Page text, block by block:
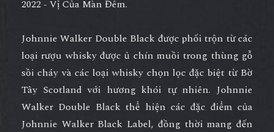
2022 - Vị Của Màn Đêm.
Johnnie Walker Double Black được phối trộn từ các
loại rượu whisky được ủ chín muồi trong thùng gỗ
sồi cháy và các loại whisky chọn lọc đặc biệt từ Bờ
Tây Scotland với hương khói tự nhiên. Johnnie
Walker Double Black thể hiện các đặc điểm của
Johnnie Walker Black Label, đồng thời mang đến